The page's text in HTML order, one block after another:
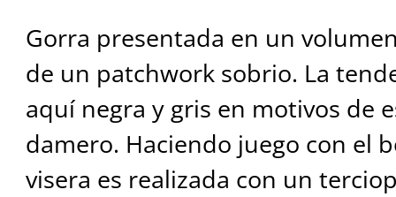
Gorra presentada en un
de un patchwork sobrio. La
aquí negra y gris en motivos de
damero. Haciendo juego con el
visera es realizada con un